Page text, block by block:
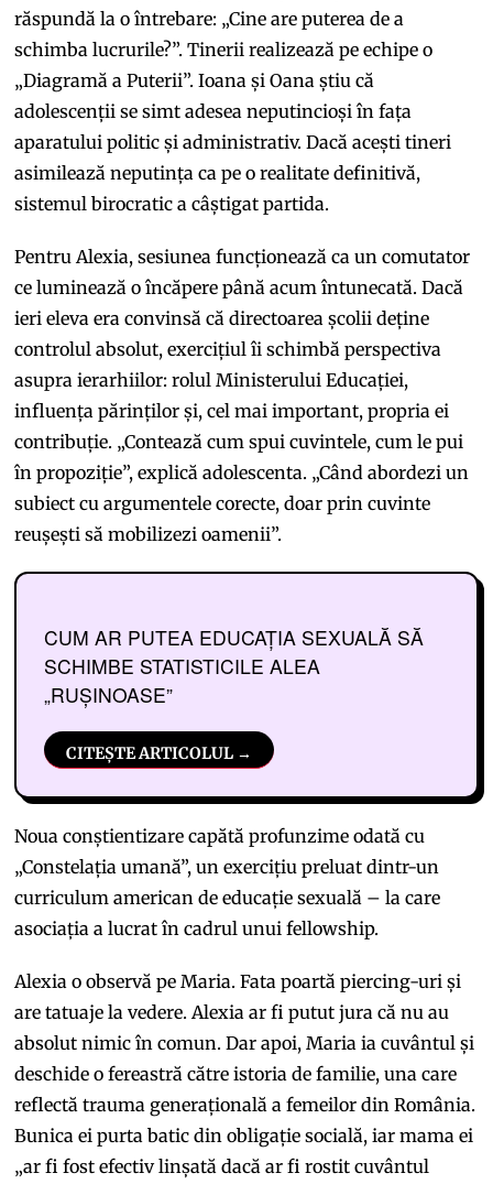
răspundă la o întrebare: „Cine are puterea de a
schimba lucrurile?”. Tinerii realizează pe echipe o
„Diagramă a Puterii”. Ioana și Oana știu că
adolescenții se simt adesea neputincioși în fața
aparatului politic și administrativ. Dacă acești tineri
asimilează neputința ca pe o realitate definitivă,
sistemul birocratic a câștigat partida.
Pentru Alexia, sesiunea funcționează ca un comutator
ce luminează o încăpere până acum întunecată. Dacă
ieri eleva era convinsă că directoarea școlii deține
controlul absolut, exercițiul îi schimbă perspectiva
asupra ierarhiilor: rolul Ministerului Educației,
influența părinților și, cel mai important, propria ei
contribuție. „Contează cum spui cuvintele, cum le pui
în propoziție”, explică adolescenta. „Când abordezi un
subiect cu argumentele corecte, doar prin cuvinte
reușești să mobilizezi oamenii”.
CUM AR PUTEA EDUCAȚIA SEXUALĂ SĂ
SCHIMBE STATISTICILE ALEA
„RUȘINOASE”
CITEȘTE ARTICOLUL →
Noua conștientizare capătă profunzime odată cu
„Constelația umană”, un exercițiu preluat dintr-un
curriculum american de educație sexuală – la care
asociația a lucrat în cadrul unui fellowship.
Alexia o observă pe Maria. Fata poartă piercing-uri și
are tatuaje la vedere. Alexia ar fi putut jura că nu au
absolut nimic în comun. Dar apoi, Maria ia cuvântul și
deschide o fereastră către istoria de familie, una care
reflectă trauma generațională a femeilor din România.
Bunica ei purta batic din obligație socială, iar mama ei
„ar fi fost efectiv linșată dacă ar fi rostit cuvântul